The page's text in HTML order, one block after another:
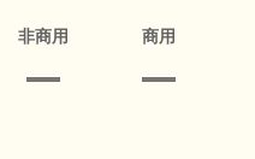
非商用 商用